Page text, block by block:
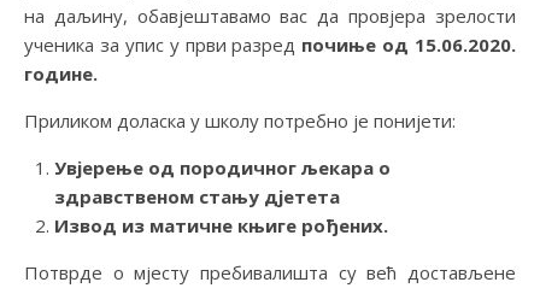
на даљину, обавјештавамо вас да провјера зрелости
ученика за упис у први разред почиње од 15.06.2020.
године.
Приликом доласка у школу потребно је понијети:
Увјерење од породичног љекара о
здравственом стању дјетета
Извод из матичне књиге рођених.
Потврде о мјесту пребивалишта су већ достављене